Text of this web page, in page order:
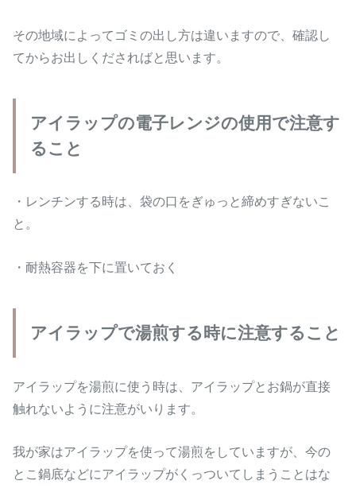
その地域によってゴミの出し方は違いますので、確認し
てからお出しくださればと思います。
アイラップの電子レンジの使用で注意す
ること
・レンチンする時は、袋の口をぎゅっと締めすぎないこ
と。
・耐熱容器を下に置いておく
アイラップで湯煎する時に注意すること
アイラップを湯煎に使う時は、アイラップとお鍋が直接
触れないように注意がいります。
我が家はアイラップを使って湯煎をしていますが、今の
とこ鍋底などにアイラップがくっついてしまうことはな